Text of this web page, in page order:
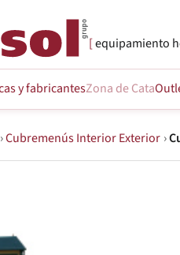
equipamiento
y fabricantesZona de Cata
›Cubremenús Interior Exterior ›